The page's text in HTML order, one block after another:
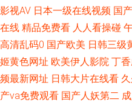
人人操网 国产精品第八页 91官网
人豆花社区亚洲 欧美强奸第八页
线观看 亚洲一区日韩欧美 成人深
影视AV 日本一级在线视频 国
在线 精品免费看 人人看操碰
高清乱码0 国产欧美 日韩三级
姬黄色网址 欧美伊人影院 丁
频最新网址 日韩大片在线看
产va免费观看 国产人妖第二